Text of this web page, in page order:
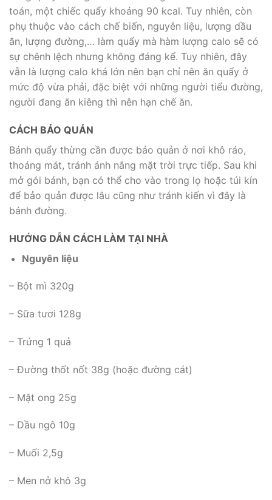
toán, một chiếc quẩy khoảng 90 kcal. Tuy nhiên, còn
phụ thuộc vào cách chế biến, nguyên liệu, lượng dầu
ăn, lượng đường,… làm quẩy mà hàm lượng calo sẽ có
sự chênh lệch nhưng không đáng kể. Tuy nhiên, đây
vẫn là lượng calo khá lớn nên bạn chỉ nên ăn quẩy ở
mức độ vừa phải, đặc biệt với những người tiểu đường,
người đang ăn kiêng thì nên hạn chế ăn.
CÁCH BẢO QUẢN
Bánh quẩy thừng cần được bảo quản ở nơi khô ráo,
thoáng mát, tránh ánh nắng mặt trời trực tiếp. Sau khi
mở gói bánh, bạn có thể cho vào trong lọ hoặc túi kín
để bảo quản được lâu cũng như tránh kiến vì đây là
bánh đường.
HƯỚNG DẪN CÁCH LÀM TẠI NHÀ
Nguyên liệu
– Bột mì 320g
– Sữa tươi 128g
– Trứng 1 quả
– Đường thốt nốt 38g (hoặc đường cát)
– Mật ong 25g
– Dầu ngô 10g
– Muối 2,5g
– Men nở khô 3g